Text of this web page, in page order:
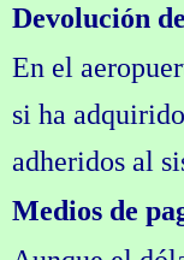
Devolución
En el
si ha
adheridos al
Medios de